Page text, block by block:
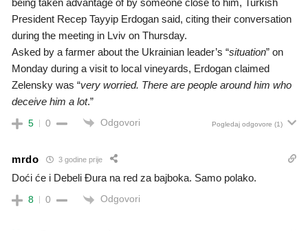
being taken advantage of by someone close to him, Turkish
President Recep Tayyip Erdogan said, citing their conversation
during the meeting in Lviv on Thursday.
Asked by a farmer about the Ukrainian leader’s “situation” on
Monday during a visit to local vineyards, Erdogan claimed
Zelensky was “very worried. There are people around him who
deceive him a lot.”
5 0 Odgovori Pogledaj odgovore (1)
mrdo 3 godine prije
Doći će i Debeli Đura na red za bajboka. Samo polako.
8 0 Odgovori